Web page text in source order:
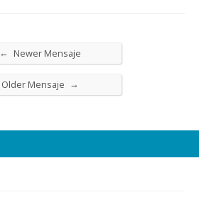
← Newer Mensaje
Older Mensaje →